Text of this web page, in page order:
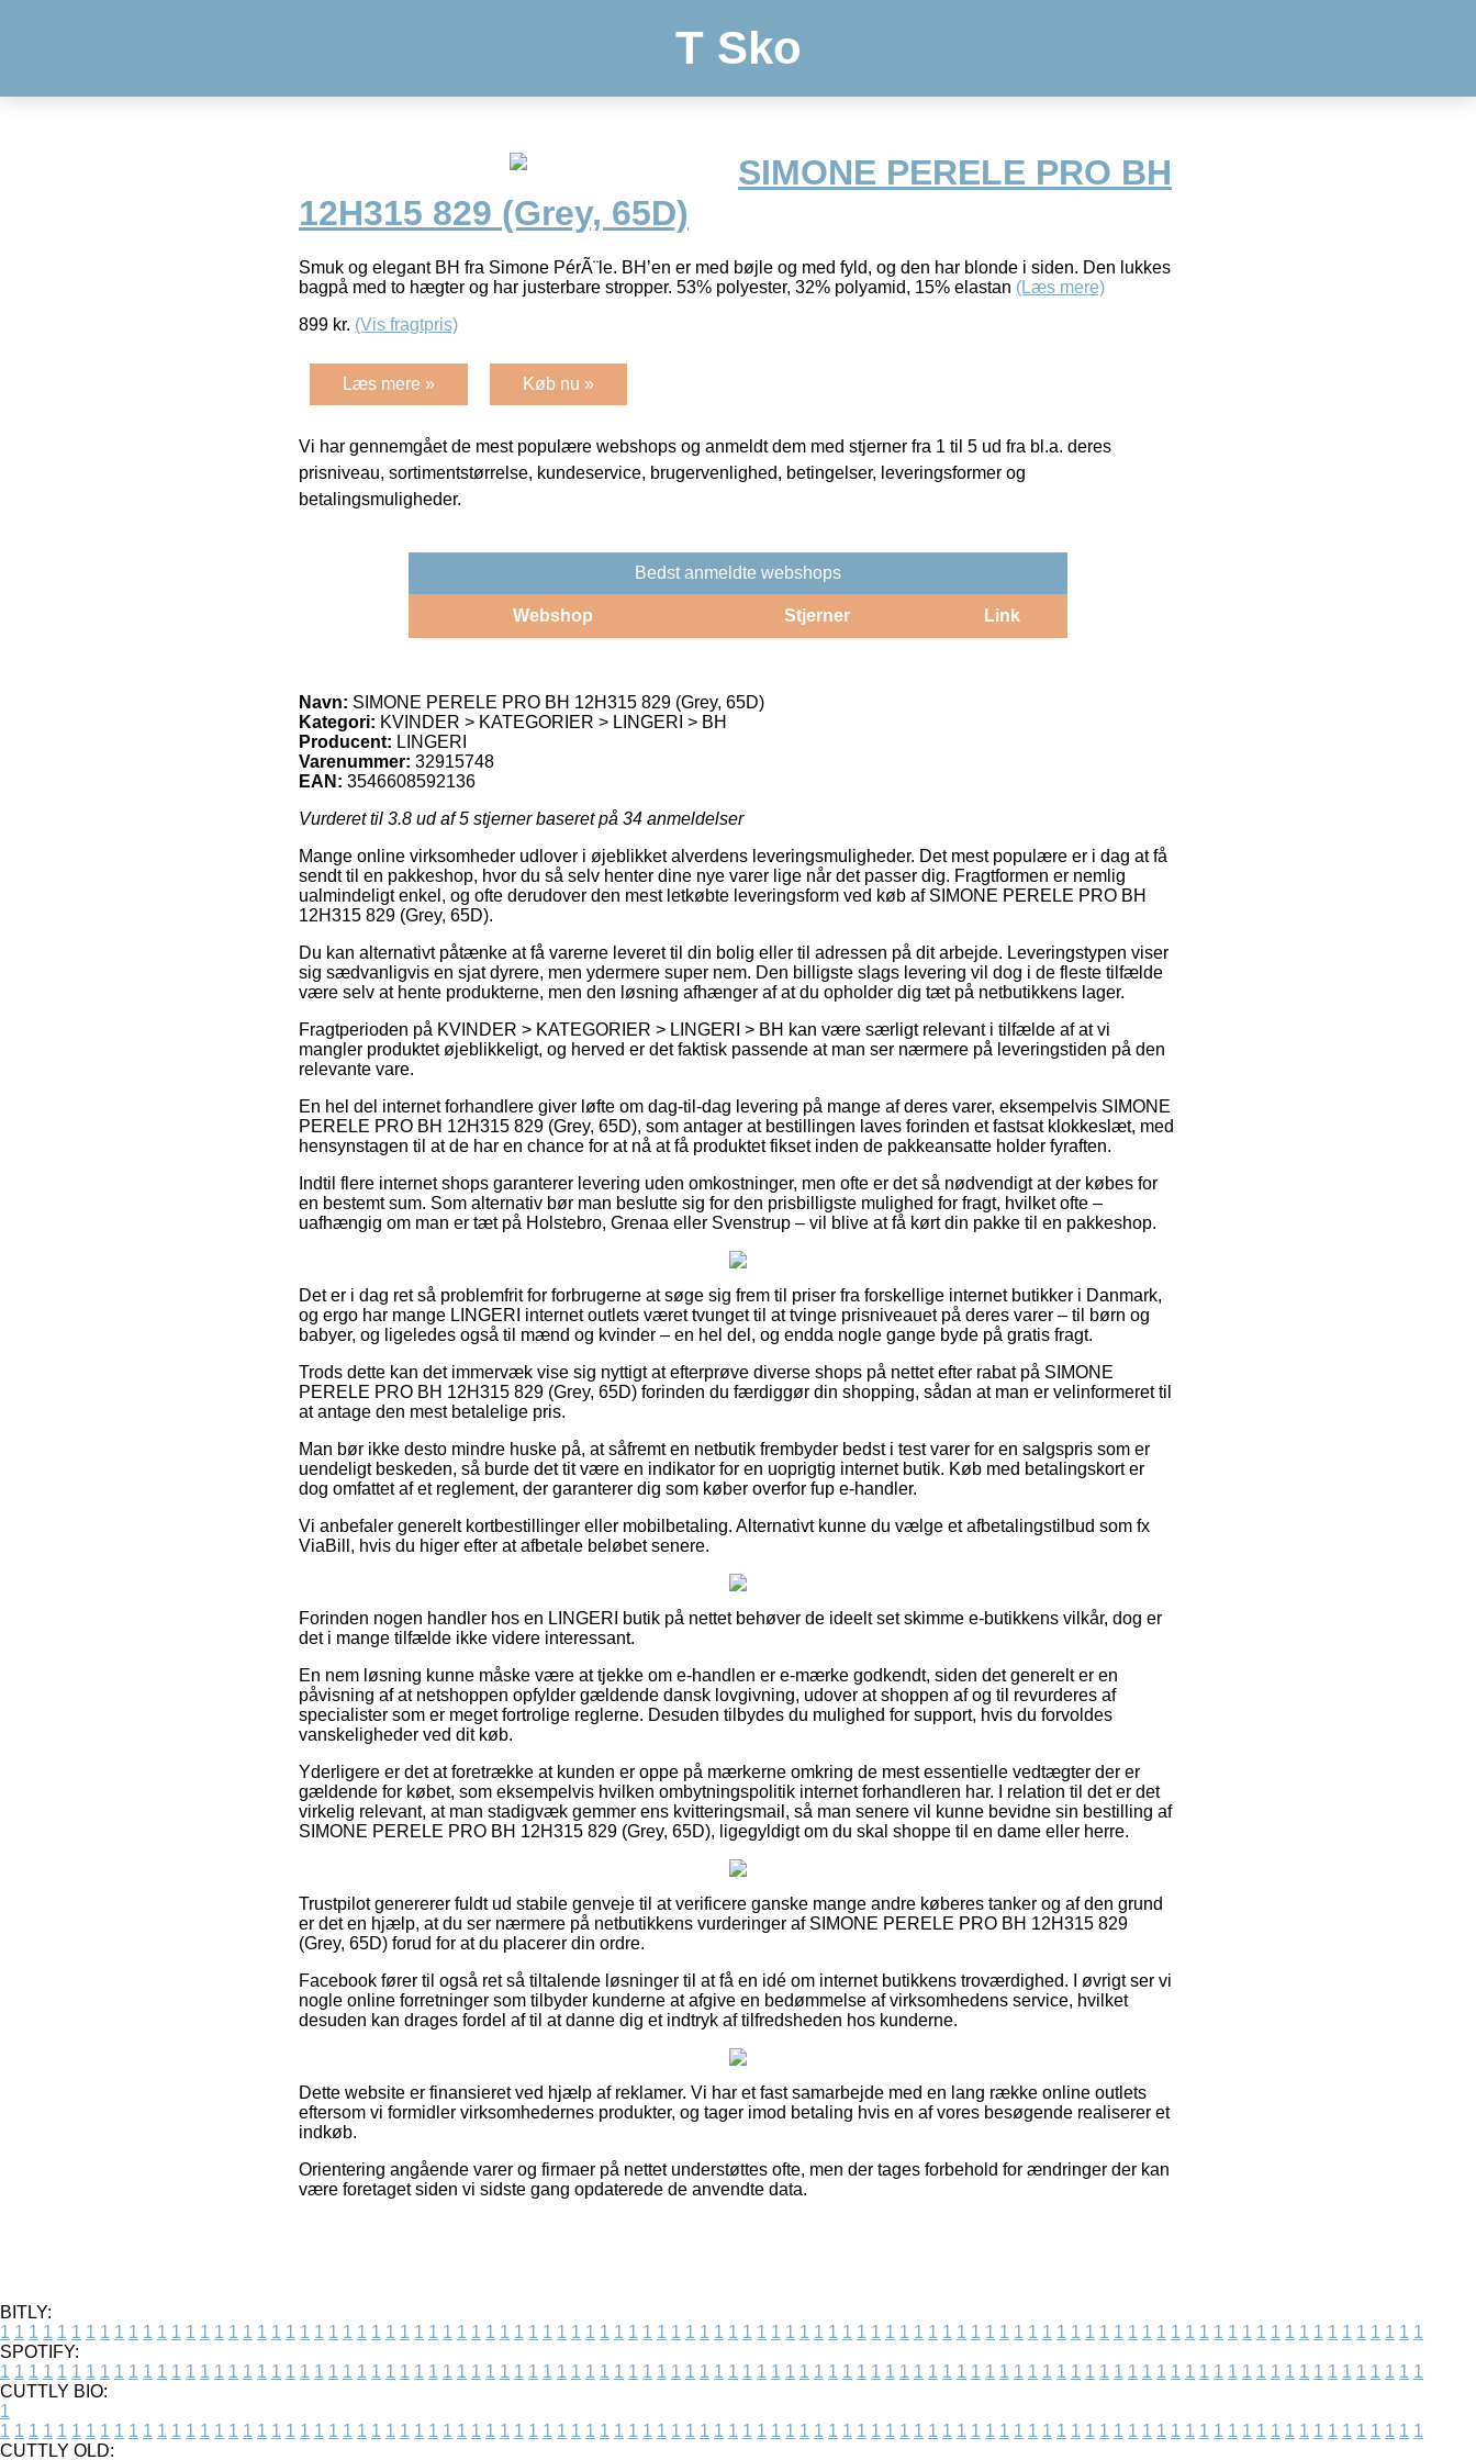
T Sko
SIMONE PERELE PRO BH
12H315 829 (Grey, 65D)
Smuk og elegant BH fra Simone PérÃ¨le. BH’en er med bøjle og med fyld, og den har blonde i siden. Den lukkes
bagpå med to hægter og har justerbare stropper. 53% polyester, 32% polyamid, 15% elastan (Læs mere)
899 kr. (Vis fragtpris)
Læs mere » Køb nu »
Vi har gennemgået de mest populære webshops og anmeldt dem med stjerner fra 1 til 5 ud fra bl.a. deres
prisniveau, sortimentstørrelse, kundeservice, brugervenlighed, betingelser, leveringsformer og
betalingsmuligheder.
Bedst anmeldte webshops
Webshop Stjerner Link
Navn: SIMONE PERELE PRO BH 12H315 829 (Grey, 65D)
Kategori: KVINDER > KATEGORIER > LINGERI > BH
Producent: LINGERI
Varenummer: 32915748
EAN: 3546608592136
Vurderet til 3.8 ud af 5 stjerner baseret på 34 anmeldelser
Mange online virksomheder udlover i øjeblikket alverdens leveringsmuligheder. Det mest populære er i dag at få
sendt til en pakkeshop, hvor du så selv henter dine nye varer lige når det passer dig. Fragtformen er nemlig
ualmindeligt enkel, og ofte derudover den mest letkøbte leveringsform ved køb af SIMONE PERELE PRO BH
12H315 829 (Grey, 65D).
Du kan alternativt påtænke at få varerne leveret til din bolig eller til adressen på dit arbejde. Leveringstypen viser
sig sædvanligvis en sjat dyrere, men ydermere super nem. Den billigste slags levering vil dog i de fleste tilfælde
være selv at hente produkterne, men den løsning afhænger af at du opholder dig tæt på netbutikkens lager.
Fragtperioden på KVINDER > KATEGORIER > LINGERI > BH kan være særligt relevant i tilfælde af at vi
mangler produktet øjeblikkeligt, og herved er det faktisk passende at man ser nærmere på leveringstiden på den
relevante vare.
En hel del internet forhandlere giver løfte om dag-til-dag levering på mange af deres varer, eksempelvis SIMONE
PERELE PRO BH 12H315 829 (Grey, 65D), som antager at bestillingen laves forinden et fastsat klokkeslæt, med
hensynstagen til at de har en chance for at nå at få produktet fikset inden de pakkeansatte holder fyraften.
Indtil flere internet shops garanterer levering uden omkostninger, men ofte er det så nødvendigt at der købes for
en bestemt sum. Som alternativ bør man beslutte sig for den prisbilligste mulighed for fragt, hvilket ofte –
uafhængig om man er tæt på Holstebro, Grenaa eller Svenstrup – vil blive at få kørt din pakke til en pakkeshop.
Det er i dag ret så problemfrit for forbrugerne at søge sig frem til priser fra forskellige internet butikker i Danmark,
og ergo har mange LINGERI internet outlets været tvunget til at tvinge prisniveauet på deres varer – til børn og
babyer, og ligeledes også til mænd og kvinder – en hel del, og endda nogle gange byde på gratis fragt.
Trods dette kan det immervæk vise sig nyttigt at efterprøve diverse shops på nettet efter rabat på SIMONE
PERELE PRO BH 12H315 829 (Grey, 65D) forinden du færdiggør din shopping, sådan at man er velinformeret til
at antage den mest betalelige pris.
Man bør ikke desto mindre huske på, at såfremt en netbutik frembyder bedst i test varer for en salgspris som er
uendeligt beskeden, så burde det tit være en indikator for en uoprigtig internet butik. Køb med betalingskort er
dog omfattet af et reglement, der garanterer dig som køber overfor fup e-handler.
Vi anbefaler generelt kortbestillinger eller mobilbetaling. Alternativt kunne du vælge et afbetalingstilbud som fx
ViaBill, hvis du higer efter at afbetale beløbet senere.
Forinden nogen handler hos en LINGERI butik på nettet behøver de ideelt set skimme e-butikkens vilkår, dog er
det i mange tilfælde ikke videre interessant.
En nem løsning kunne måske være at tjekke om e-handlen er e-mærke godkendt, siden det generelt er en
påvisning af at netshoppen opfylder gældende dansk lovgivning, udover at shoppen af og til revurderes af
specialister som er meget fortrolige reglerne. Desuden tilbydes du mulighed for support, hvis du forvoldes
vanskeligheder ved dit køb.
Yderligere er det at foretrække at kunden er oppe på mærkerne omkring de mest essentielle vedtægter der er
gældende for købet, som eksempelvis hvilken ombytningspolitik internet forhandleren har. I relation til det er det
virkelig relevant, at man stadigvæk gemmer ens kvitteringsmail, så man senere vil kunne bevidne sin bestilling af
SIMONE PERELE PRO BH 12H315 829 (Grey, 65D), ligegyldigt om du skal shoppe til en dame eller herre.
Trustpilot genererer fuldt ud stabile genveje til at verificere ganske mange andre køberes tanker og af den grund
er det en hjælp, at du ser nærmere på netbutikkens vurderinger af SIMONE PERELE PRO BH 12H315 829
(Grey, 65D) forud for at du placerer din ordre.
Facebook fører til også ret så tiltalende løsninger til at få en idé om internet butikkens troværdighed. I øvrigt ser vi
nogle online forretninger som tilbyder kunderne at afgive en bedømmelse af virksomhedens service, hvilket
desuden kan drages fordel af til at danne dig et indtryk af tilfredsheden hos kunderne.
Dette website er finansieret ved hjælp af reklamer. Vi har et fast samarbejde med en lang række online outlets
eftersom vi formidler virksomhedernes produkter, og tager imod betaling hvis en af vores besøgende realiserer et
indkøb.
Orientering angående varer og firmaer på nettet understøttes ofte, men der tages forbehold for ændringer der kan
være foretaget siden vi sidste gang opdaterede de anvendte data.
BITLY:
1 1 1 1 1 1 1 1 1 1 1 1 1 1 1 1 1 1 1 1 1 1 1 1 1 1 1 1 1 1 1 1 1 1 1 1 1 1 1 1 1 1 1 1 1 1 1 1 1 1 1 1 1 1 1 1 1 1 1 1 1 1 1 1 1 1 1 1 1 1 1 1 1 1 1 1 1 1 1 1 1 1 1 1 1 1 1 1 1 1 1 1 1 1 1 1 1 1 1 1
SPOTIFY:
1 1 1 1 1 1 1 1 1 1 1 1 1 1 1 1 1 1 1 1 1 1 1 1 1 1 1 1 1 1 1 1 1 1 1 1 1 1 1 1 1 1 1 1 1 1 1 1 1 1 1 1 1 1 1 1 1 1 1 1 1 1 1 1 1 1 1 1 1 1 1 1 1 1 1 1 1 1 1 1 1 1 1 1 1 1 1 1 1 1 1 1 1 1 1 1 1 1 1 1
CUTTLY BIO:
1
1 1 1 1 1 1 1 1 1 1 1 1 1 1 1 1 1 1 1 1 1 1 1 1 1 1 1 1 1 1 1 1 1 1 1 1 1 1 1 1 1 1 1 1 1 1 1 1 1 1 1 1 1 1 1 1 1 1 1 1 1 1 1 1 1 1 1 1 1 1 1 1 1 1 1 1 1 1 1 1 1 1 1 1 1 1 1 1 1 1 1 1 1 1 1 1 1 1 1 1
CUTTLY OLD: